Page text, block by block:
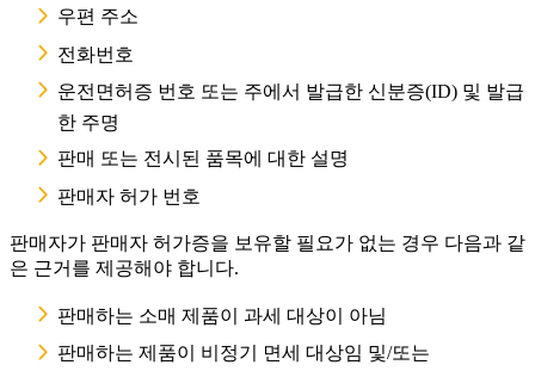
우편 주소
전화번호
운전면허증 번호 또는 주에서 발급한 신분증(ID) 및 발급
한 주명
판매 또는 전시된 품목에 대한 설명
판매자 허가 번호
판매자가 판매자 허가증을 보유할 필요가 없는 경우 다음과 같
은 근거를 제공해야 합니다.
판매하는 소매 제품이 과세 대상이 아님
판매하는 제품이 비정기 면세 대상임 및/또는